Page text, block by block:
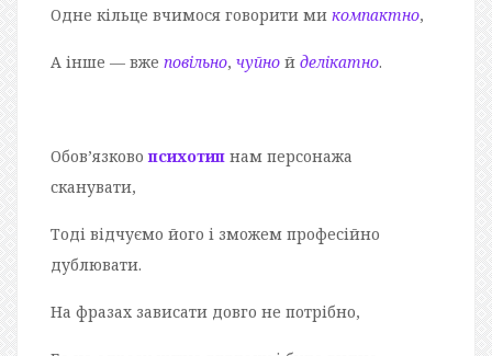
Одне кільце вчимося говорити ми компактно,
А інше — вже повільно, чуйно й делікатно.
Обов’язковопсихотип нам персонажа
сканувати,
Тоді відчуємо його і зможем професійно
дублювати.
На фразах зависати довго не потрібно,